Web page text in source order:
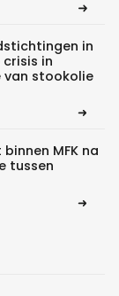
in
in
van stookolie
MFK na
tussen